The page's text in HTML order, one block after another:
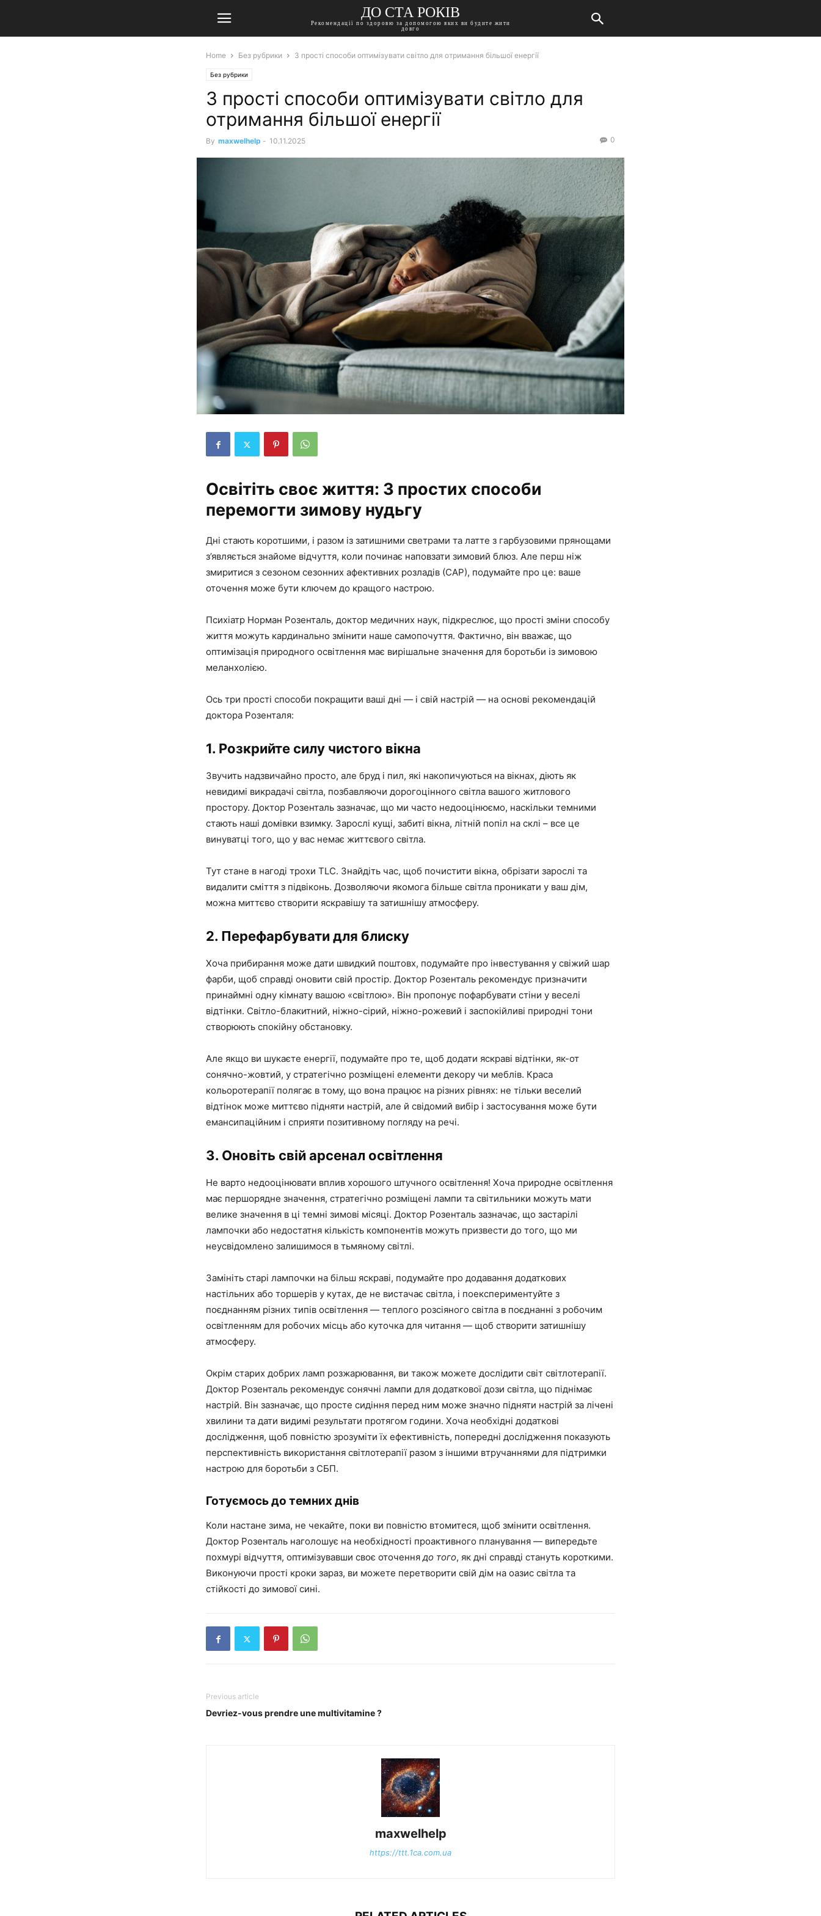
ДО СТА РОКІВ
Рекомендації по здоровю за допомогою яких ви будите жити
довго
Home Без рубрики 3 прості способи оптимізувати світло для отримання більшої енергії
Без рубрики
3 прості способи оптимізувати світло для
отримання більшої енергії
By maxwelhelp - 10.11.2025 0
Освітіть своє життя: 3 простих способи
перемогти зимову нудьгу
Дні стають коротшими, і разом із затишними светрами та латте з гарбузовими прянощами
з’являється знайоме відчуття, коли починає наповзати зимовий блюз. Але перш ніж
змиритися з сезоном сезонних афективних розладів (САР), подумайте про це: ваше
оточення може бути ключем до кращого настрою.
Психіатр Норман Розенталь, доктор медичних наук, підкреслює, що прості зміни способу
життя можуть кардинально змінити наше самопочуття. Фактично, він вважає, що
оптимізація природного освітлення має вирішальне значення для боротьби із зимовою
меланхолією.
Ось три прості способи покращити ваші дні — і свій настрій — на основі рекомендацій
доктора Розенталя:
1. Розкрийте силу чистого вікна
Звучить надзвичайно просто, але бруд і пил, які накопичуються на вікнах, діють як
невидимі викрадачі світла, позбавляючи дорогоцінного світла вашого житлового
простору. Доктор Розенталь зазначає, що ми часто недооцінюємо, наскільки темними
стають наші домівки взимку. Зарослі кущі, забиті вікна, літній попіл на склі – все це
винуватці того, що у вас немає життєвого світла.
Тут стане в нагоді трохи TLC. Знайдіть час, щоб почистити вікна, обрізати зарослі та
видалити сміття з підвіконь. Дозволяючи якомога більше світла проникати у ваш дім,
можна миттєво створити яскравішу та затишнішу атмосферу.
2. Перефарбувати для блиску
Хоча прибирання може дати швидкий поштовх, подумайте про інвестування у свіжий шар
фарби, щоб справді оновити свій простір. Доктор Розенталь рекомендує призначити
принаймні одну кімнату вашою «світлою». Він пропонує пофарбувати стіни у веселі
відтінки. Світло-блакитний, ніжно-сірий, ніжно-рожевий і заспокійливі природні тони
створюють спокійну обстановку.
Але якщо ви шукаєте енергії, подумайте про те, щоб додати яскраві відтінки, як-от
сонячно-жовтий, у стратегічно розміщені елементи декору чи меблів. Краса
кольоротерапії полягає в тому, що вона працює на різних рівнях: не тільки веселий
відтінок може миттєво підняти настрій, але й свідомий вибір і застосування може бути
емансипаційним і сприяти позитивному погляду на речі.
3. Оновіть свій арсенал освітлення
Не варто недооцінювати вплив хорошого штучного освітлення! Хоча природне освітлення
має першорядне значення, стратегічно розміщені лампи та світильники можуть мати
велике значення в ці темні зимові місяці. Доктор Розенталь зазначає, що застарілі
лампочки або недостатня кількість компонентів можуть призвести до того, що ми
неусвідомлено залишимося в тьмяному світлі.
Замініть старі лампочки на більш яскраві, подумайте про додавання додаткових
настільних або торшерів у кутах, де не вистачає світла, і поекспериментуйте з
поєднанням різних типів освітлення — теплого розсіяного світла в поєднанні з робочим
освітленням для робочих місць або куточка для читання — щоб створити затишнішу
атмосферу.
Окрім старих добрих ламп розжарювання, ви також можете дослідити світ світлотерапії.
Доктор Розенталь рекомендує сонячні лампи для додаткової дози світла, що піднімає
настрій. Він зазначає, що просте сидіння перед ним може значно підняти настрій за лічені
хвилини та дати видимі результати протягом години. Хоча необхідні додаткові
дослідження, щоб повністю зрозуміти їх ефективність, попередні дослідження показують
перспективність використання світлотерапії разом з іншими втручаннями для підтримки
настрою для боротьби з СБП.
Готуємось до темних днів
Коли настане зима, не чекайте, поки ви повністю втомитеся, щоб змінити освітлення.
Доктор Розенталь наголошує на необхідності проактивного планування — випередьте
похмурі відчуття, оптимізувавши своє оточеннядо того, як дні справді стануть короткими.
Виконуючи прості кроки зараз, ви можете перетворити свій дім на оазис світла та
стійкості до зимової сині.
Previous article
Devriez-vous prendre une multivitamine ?
maxwelhelp
https://ttt.1ca.com.ua